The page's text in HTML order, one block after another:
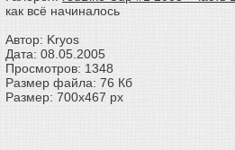
как всё начиналось
Автор: Kryos
Дата: 08.05.2005
Просмотров: 1348
Размер файла: 76 Кб
Размер: 700x467 px